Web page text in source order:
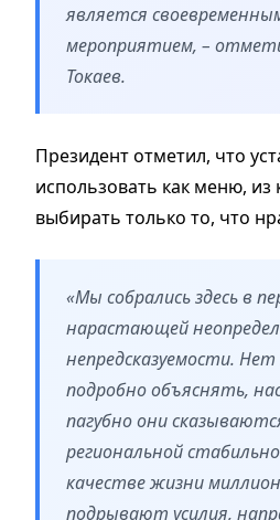
является
мероприятием, –
Токаев.
Президент отметил, что
использовать как меню,
выбирать только то, что
«Мы собрались здесь в
нарастающей
непредсказуемости.
подробно объяснять,
пагубно они
региональной
качестве жизни
подрывают усилия,